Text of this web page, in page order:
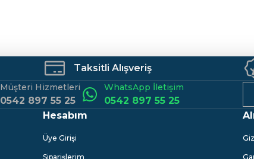
Taksitli Alışveriş
Müşteri Hizmetleri
0542 897 55 25
WhatsApp İletişim
0542 897 55 25
Hesabım
Üye Girişi
Siparişlerim